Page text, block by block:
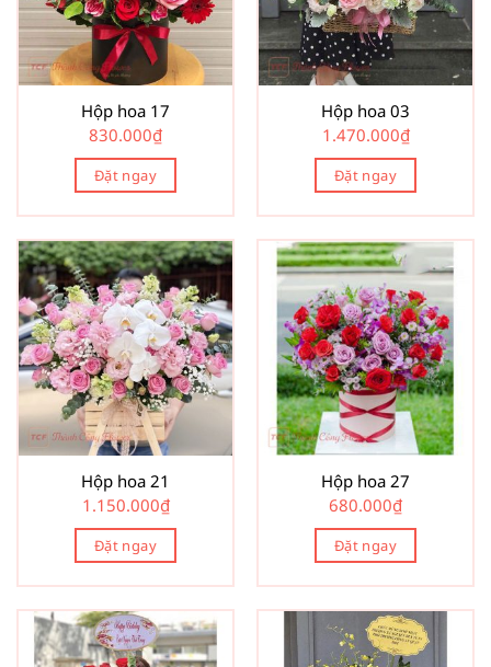
Hộp hoa 17
830.000₫
Đặt ngay
Hộp hoa 03
1.470.000₫
Đặt ngay
Hộp hoa 21
1.150.000₫
Đặt ngay
Hộp hoa 27
680.000₫
Đặt ngay